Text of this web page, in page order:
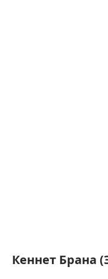
Кеннет Брана